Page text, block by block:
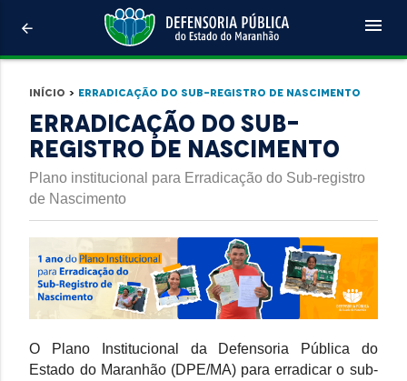
arrow_back menu
Início > Erradicação do Sub-registro de Nascimento
Erradicação do Sub-
registro de Nascimento
Plano institucional para Erradicação do Sub-registro
de Nascimento
O Plano Institucional da Defensoria Pública do
Estado do Maranhão (DPE/MA) para erradicar o sub-